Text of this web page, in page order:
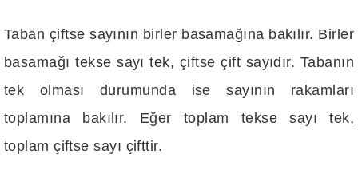
Taban çiftse sayının birler basamağına bakılır. Birler
basamağı tekse sayı tek, çiftse çift sayıdır. Tabanın
tek olması durumunda ise sayının rakamları
toplamına bakılır. Eğer toplam tekse sayı tek,
toplam çiftse sayı çifttir.